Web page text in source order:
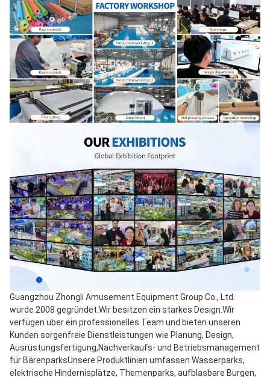
Guangzhou Zhongli Amusement Equipment Group Co., Ltd.
wurde 2008 gegründet.Wir besitzen ein starkes Design.Wir
verfügen über ein professionelles Team und bieten unseren
Kunden sorgenfreie Dienstleistungen wie Planung, Design,
Ausrüstungsfertigung,Nachverkaufs- und Betriebsmanagement
für BärenparksUnsere Produktlinien umfassen Wasserparks,
elektrische Hindernisplätze, Themenparks, aufblasbare Burgen,